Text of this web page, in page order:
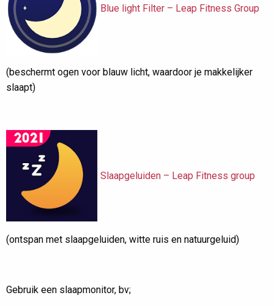
Blue light Filter – Leap Fitness Group
(beschermt ogen voor blauw licht, waardoor je makkelijker
slaapt)
Slaapgeluiden – Leap Fitness group
(ontspan met slaapgeluiden, witte ruis en natuurgeluid)
Gebruik een slaapmonitor, bv;